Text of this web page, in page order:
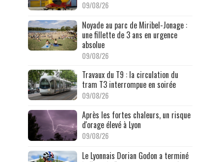
09/08/26
Noyade au parc de Miribel-Jonage :
une fillette de 3 ans en urgence
absolue
09/08/26
Travaux du T9 : la circulation du
tram T3 interrompue en soirée
09/08/26
Après les fortes chaleurs, un risque
d'orage élevé à Lyon
09/08/26
Le Lyonnais Dorian Godon a terminé